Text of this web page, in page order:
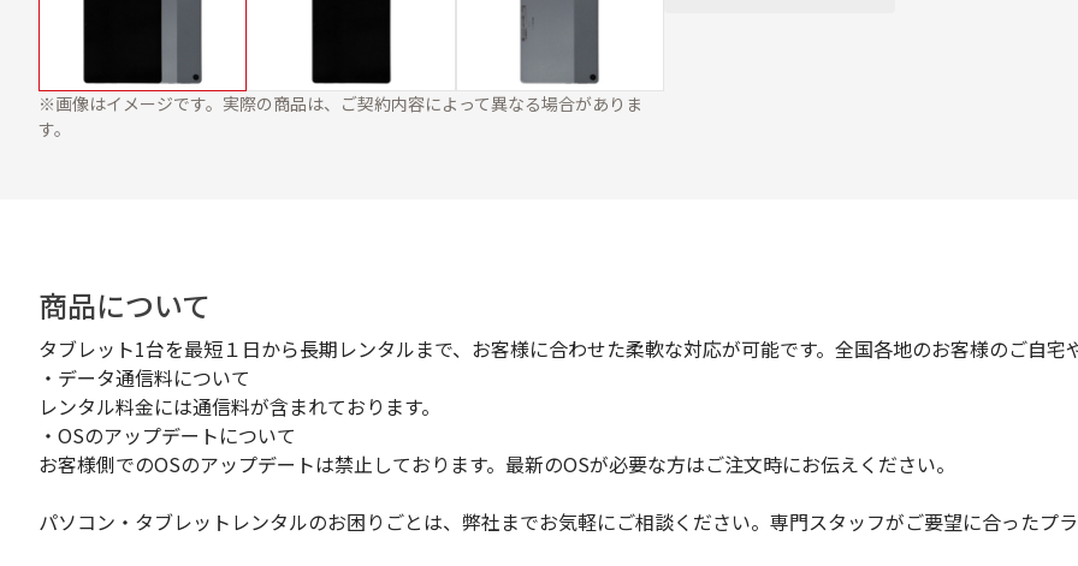
※画像はイメージです。実際の商品は、ご契約内容によって異なる場合がありま
す。
商品について
タブレット1台を最短１日から長期レンタルまで、お客様に合わせた柔軟な対応が可能です。全国各地のお客様のご自
・データ通信料について
レンタル料金には通信料が含まれております。
・OSのアップデートについて
お客様側でのOSのアップデートは禁止しております。最新のOSが必要な方はご注文時にお伝えください。
パソコン・タブレットレンタルのお困りごとは、弊社までお気軽にご相談ください。専門スタッフがご要望に合ったプ